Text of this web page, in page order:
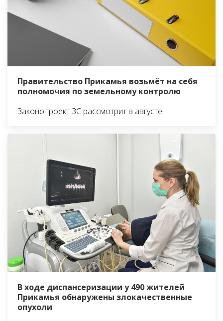
Правительство Прикамья возьмёт на себя
полномочия по земельному контролю
Законопроект ЗС рассмотрит в августе
В ходе диспансеризации у 490 жителей
Прикамья обнаружены злокачественные
опухоли